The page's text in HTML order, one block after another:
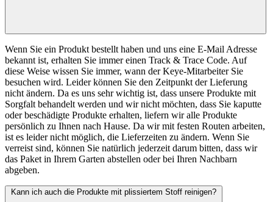
Wenn Sie ein Produkt bestellt haben und uns eine E-Mail Adresse
bekannt ist, erhalten Sie immer einen Track & Trace Code. Auf
diese Weise wissen Sie immer, wann der Keye-Mitarbeiter Sie
besuchen wird. Leider können Sie den Zeitpunkt der Lieferung
nicht ändern. Da es uns sehr wichtig ist, dass unsere Produkte mit
Sorgfalt behandelt werden und wir nicht möchten, dass Sie kaputte
oder beschädigte Produkte erhalten, liefern wir alle Produkte
persönlich zu Ihnen nach Hause. Da wir mit festen Routen arbeiten,
ist es leider nicht möglich, die Lieferzeiten zu ändern. Wenn Sie
verreist sind, können Sie natürlich jederzeit darum bitten, dass wir
das Paket in Ihrem Garten abstellen oder bei Ihren Nachbarn
abgeben.
Kann ich auch die Produkte mit plissiertem Stoff reinigen?